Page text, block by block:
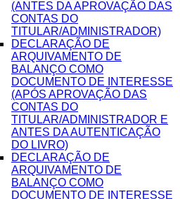
(ANTES DA APROVAÇÃO DAS
CONTAS DO
TITULAR/ADMINISTRADOR)
DECLARAÇÃO DE
ARQUIVAMENTO DE
BALANÇO COMO
DOCUMENTO DE INTERESSE
(APÓS APROVAÇÃO DAS
CONTAS DO
TITULAR/ADMINISTRADOR E
ANTES DA AUTENTICAÇÃO
DO LIVRO)
DECLARAÇÃO DE
ARQUIVAMENTO DE
BALANÇO COMO
DOCUMENTO DE INTERESSE